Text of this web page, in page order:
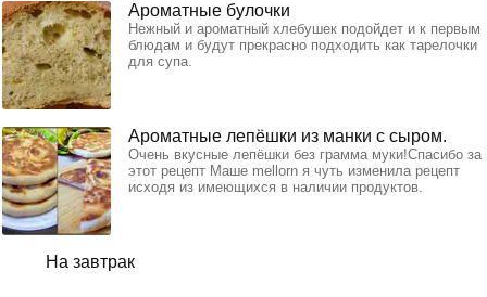
На завтрак
Ароматные булочки
Нежный и ароматный хлебушек подойдет и к первым
блюдам и будут прекрасно подходить как тарелочки
для супа.
Ароматные лепёшки из манки с сыром.
Очень вкусные лепёшки без грамма муки!Спасибо за
этот рецепт Маше mellorn я чуть изменила рецепт
исходя из имеющихся в наличии продуктов.